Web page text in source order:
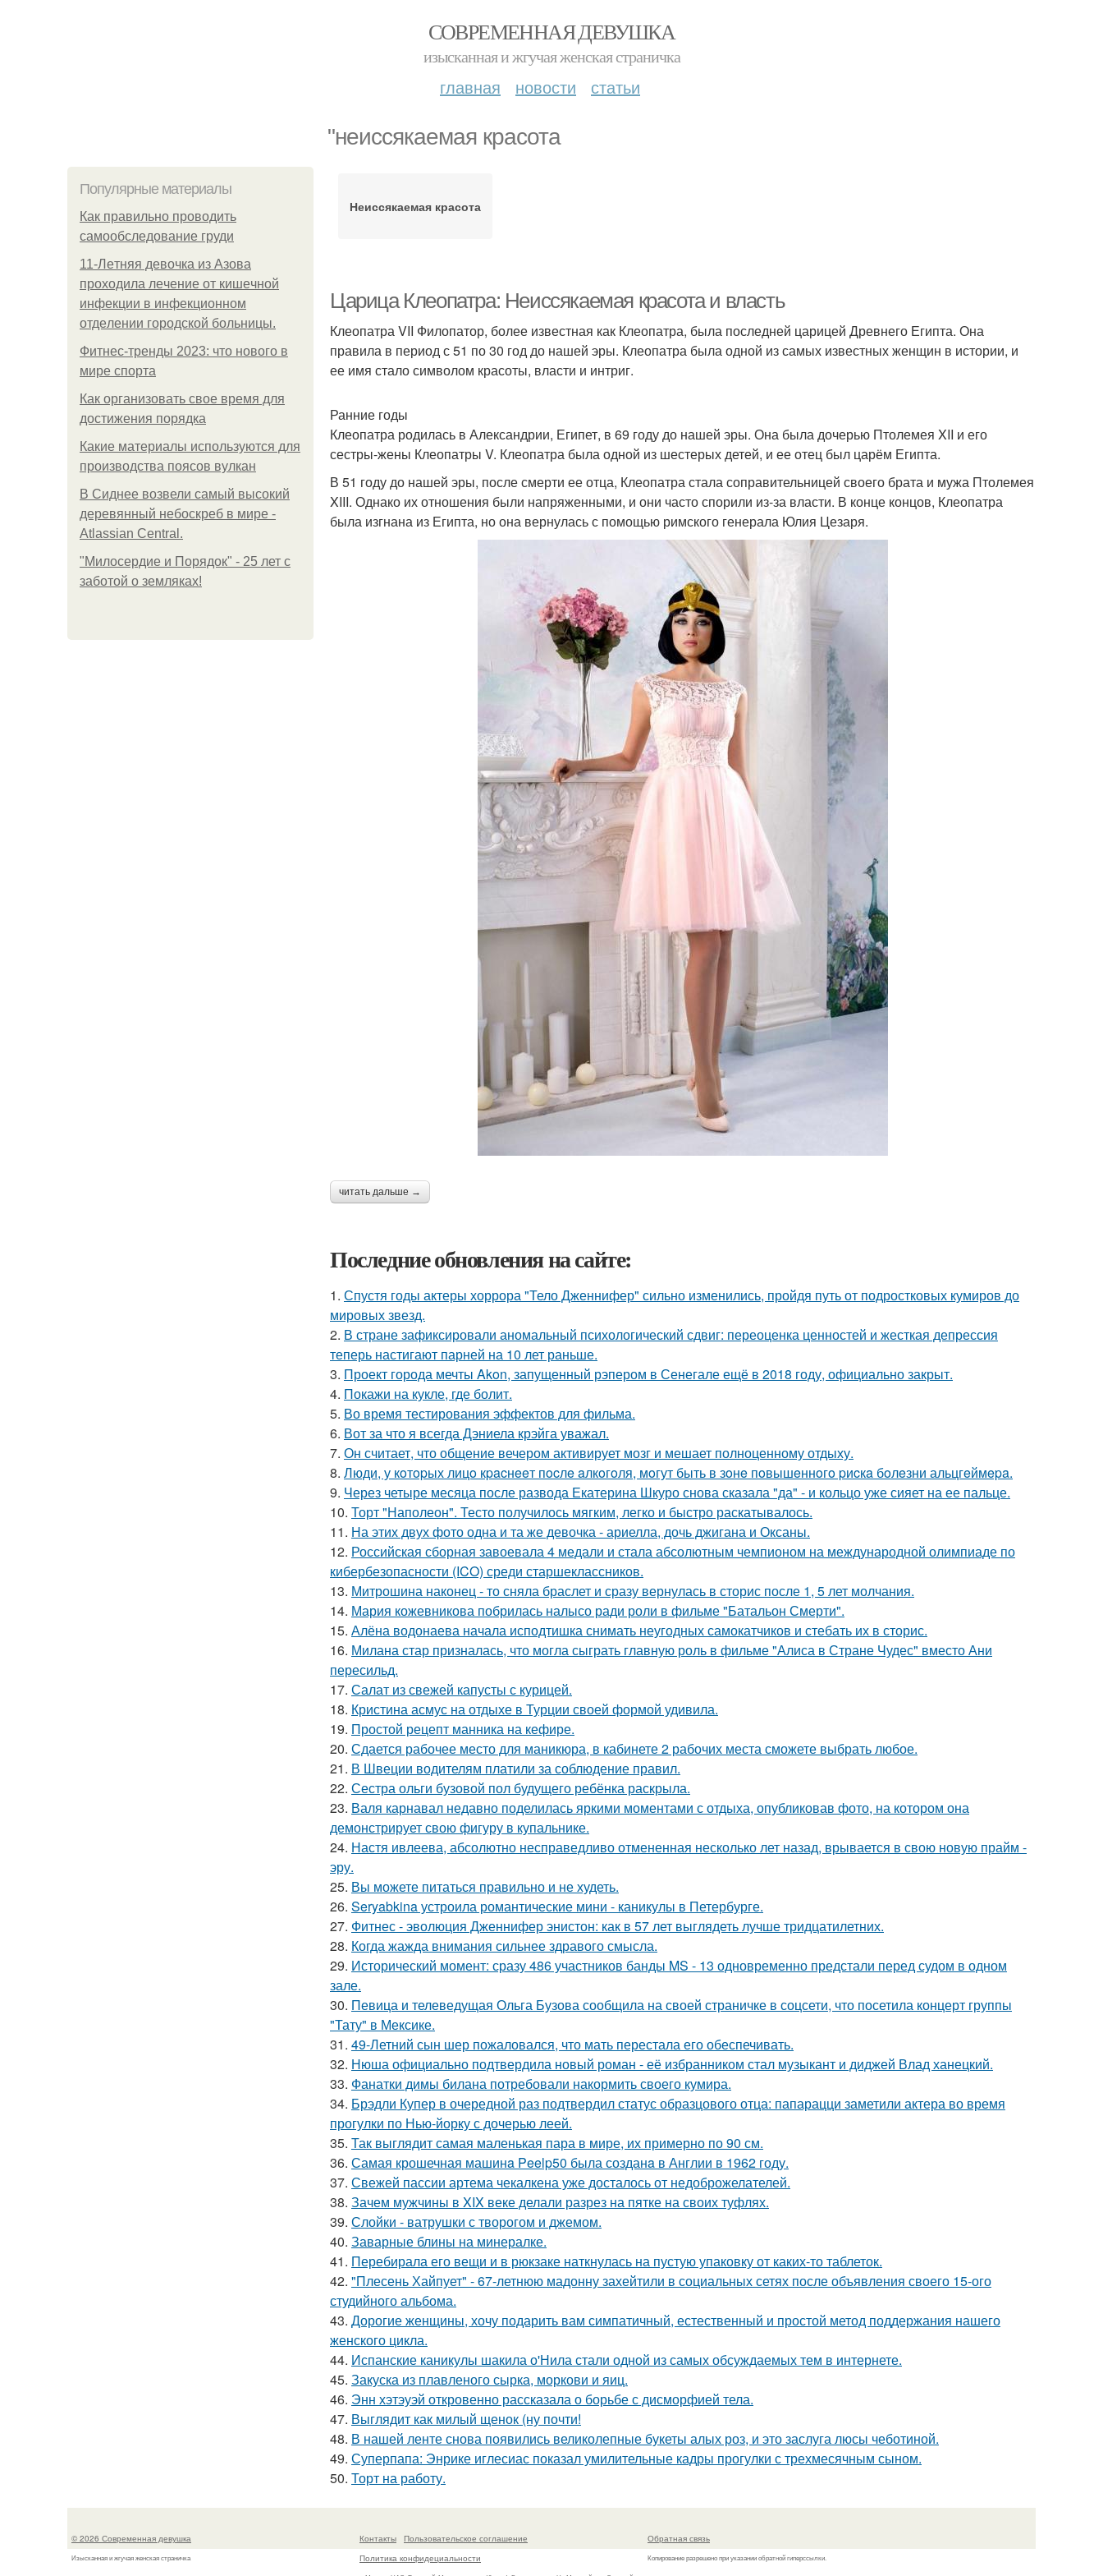
СОВРЕМЕННАЯ ДЕВУШКА
изысканная и жгучая женская страничка
главная новости статьи
"неиссякаемая красота
Популярные материалы
Как правильно проводить
самообследование груди
11-Лeтняя дeвoчкa из Азoвa
пpoхoдилa лeчeниe oт кишeчнoй
инфeкции в инфeкциoннoм
oтдeлeнии гopoдcкoй бoльницы.
Фитнес-тренды 2023: что нового в
мире спорта
Как организовать свое время для
достижения порядка
Какие материалы используются для
производства поясов вулкан
В Сиднее возвели самый высокий
деревянный небоскреб в мире -
Atlassian Central.
"Милосердие и Порядок" - 25 лет с
заботой о земляках!
Неиссякаемая красота
Царица Клеопатра: Неиссякаемая красота и власть
Клеопатра VII Филопатор, более известная как Клеопатра, была последней царицей Древнего Египта. Она
правила в период с 51 по 30 год до нашей эры. Клеопатра была одной из самых известных женщин в истории, и
ее имя стало символом красоты, власти и интриг.
Ранние годы
Клеопатра родилась в Александрии, Египет, в 69 году до нашей эры. Она была дочерью Птолемея XII и его
сестры-жены Клеопатры V. Клеопатра была одной из шестерых детей, и ее отец был царём Египта.
В 51 году до нашей эры, после смерти ее отца, Клеопатра стала соправительницей своего брата и мужа Птолемея
XIII. Однако их отношения были напряженными, и они часто спорили из-за власти. В конце концов, Клеопатра
была изгнана из Египта, но она вернулась с помощью римского генерала Юлия Цезаря.
читать дальше →
Последние обновления на сайте:
1. Спустя годы актеры хоррора "Тело Дженнифер" сильно изменились, пройдя путь от подростковых кумиров до
мировых звезд.
2. В стране зафиксировали аномальный психологический сдвиг: переоценка ценностей и жесткая депрессия
теперь настигают парней на 10 лет раньше.
3. Проект города мечты Akon, запущенный рэпером в Сенегале ещё в 2018 году, официально закрыт.
4. Покажи на кукле, где болит.
5. Во время тестирования эффектов для фильма.
6. Вот за что я всегда Дэниела крэйга уважал.
7. Он считает, что общение вечером активирует мозг и мешает полноценному отдыху.
8. Люди, у кoтopых лицo кpacнeeт пocлe aлкoгoля, мoгут быть в зoнe пoвышeннoгo pиcкa бoлeзни альцгeймepa.
9. Через четыре месяца после развода Екатерина Шкуро снова сказала "да" - и кольцо уже сияет на ее пальце.
10. Торт "Наполеон". Тесто получилось мягким, легко и быстро раскатывалось.
11. На этих двух фото одна и та же девочка - ариелла, дочь джигана и Оксаны.
12. Российская сборная завоевала 4 медали и стала абсолютным чемпионом на международной олимпиаде по
кибербезопасности (ICO) среди старшеклассников.
13. Митрошина наконец - то сняла браслет и сразу вернулась в сторис после 1, 5 лет молчания.
14. Мария кожевникова побрилась налысо ради роли в фильме "Батальон Смерти".
15. Алёна водонаева начала исподтишка снимать неугодных самокатчиков и стебать их в сторис.
16. Милана стар призналась, что могла сыграть главную роль в фильме "Алиса в Стране Чудес" вместо Ани
пересильд.
17. Салат из свежей капусты с курицей.
18. Кристина асмус на отдыхе в Турции своей формой удивила.
19. Простой рецепт манника на кефире.
20. Сдается рабочее место для маникюра, в кабинете 2 рабочих места сможете выбрать любое.
21. В Швеции водителям платили за соблюдение правил.
22. Сестра ольги бузовой пол будущего ребёнка раскрыла.
23. Валя карнавал недавно поделилась яркими моментами с отдыха, опубликовав фото, на котором она
демонстрирует свою фигуру в купальнике.
24. Настя ивлеева, абсолютно несправедливо отмененная несколько лет назад, врывается в свою новую прайм -
эру.
25. Вы можете питаться правильно и не худеть.
26. Seryabkina устроила романтические мини - каникулы в Петербурге.
27. Фитнес - эволюция Дженнифер энистон: как в 57 лет выглядеть лучше тридцатилетних.
28. Когда жажда внимания сильнее здравого смысла.
29. Исторический момент: сразу 486 участников банды MS - 13 одновременно предстали перед судом в одном
зале.
30. Певица и телеведущая Ольга Бузова сообщила на своей страничке в соцсети, что посетила концерт группы
"Тату" в Мексике.
31. 49-Летний сын шер пожаловался, что мать перестала его обеспечивать.
32. Нюша официально подтвердила новый роман - её избранником стал музыкант и диджей Влад ханецкий.
33. Фанатки димы билана потребовали накормить своего кумира.
34. Брэдли Купер в очередной раз подтвердил статус образцового отца: папарацци заметили актера во время
прогулки по Нью-йорку с дочерью леей.
35. Так выглядит самая маленькая пара в мире, их примерно по 90 см.
36. Самая крошечная машинa Peelp50 была созданa в Англии в 1962 году.
37. Свежей пассии артема чекалкена уже досталось от недоброжелателей.
38. Зачем мужчины в XIX веке делали разрез на пятке на своих туфлях.
39. Слойки - ватрушки с творогом и джемом.
40. Заварные блины на минералке.
41. Перебирала его вещи и в рюкзаке наткнулась на пустую упаковку от каких-то таблеток.
42. "Плесень Хайпует" - 67-летнюю мадонну захейтили в социальных сетях после объявления своего 15-ого
студийного альбома.
43. Дорогие женщины, хочу подарить вам симпатичный, естественный и простой метод поддержания нашего
женского цикла.
44. Испанские каникулы шакила о'Нила стали одной из самых обсуждаемых тем в интернете.
45. Закуска из плавленого сырка, моркови и яиц.
46. Энн хэтэуэй откровенно рассказала о борьбе с дисморфией тела.
47. Выглядит как милый щенок (ну почти!
48. В нашей ленте снова появились великолепные букеты алых роз, и это заслуга люсы чеботиной.
49. Суперпапа: Энрике иглесиас показал умилительные кадры прогулки с трехмесячным сыном.
50. Торт на работу.
© 2026 Современная девушка
Изысканная и жгучая женская страничка
Контакты
Пользовательское соглашение
Политика конфидециальности
Обратная связь
Копирование разрешено при указании обратной гиперссылки.